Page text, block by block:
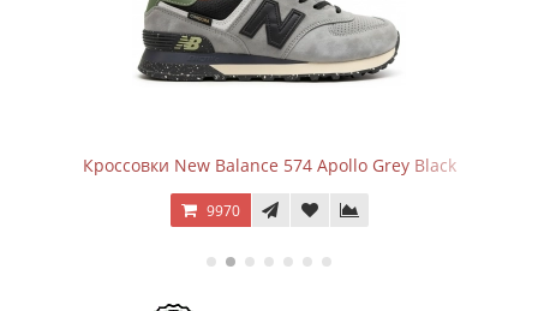
Кроссовки New Balance 574 Apollo Grey Black
9970